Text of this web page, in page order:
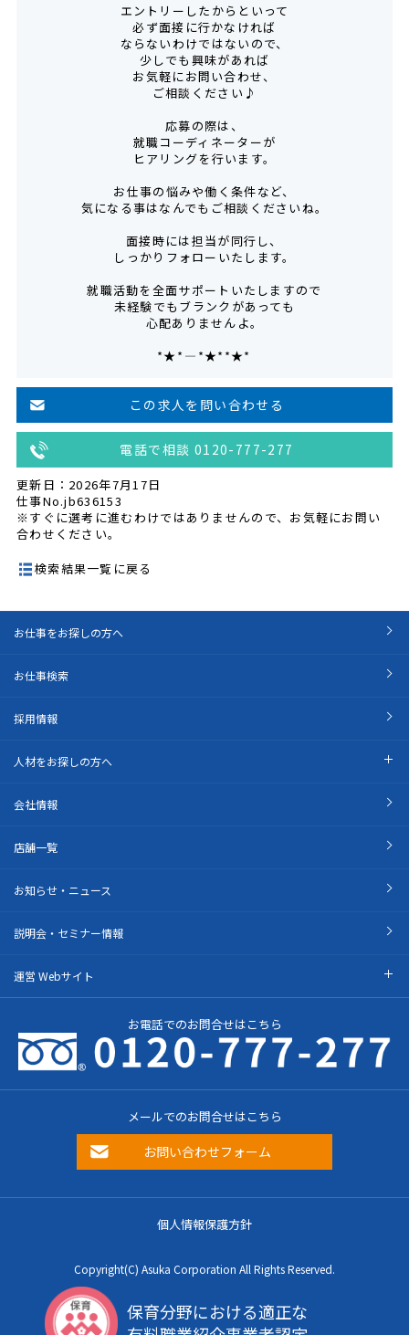
エントリーしたからといって
必ず面接に行かなければ
ならないわけではないので、
少しでも興味があれば
お気軽にお問い合わせ、
ご相談ください♪
応募の際は、
就職コーディネーターが
ヒアリングを行います。
お仕事の悩みや働く条件など、
気になる事はなんでもご相談くださいね。
面接時には担当が同行し、
しっかりフォローいたします。
就職活動を全面サポートいたしますので
未経験でもブランクがあっても
心配ありませんよ。
*★*――――*★**★*―――
この求人を問い合わせる
電話で相談 0120-777-277
更新日：2026年7月17日
仕事No.jb636153
※すぐに選考に進むわけではありませんので、お気軽にお問い
合わせください。
検索結果一覧に戻る
お仕事をお探しの方へ
お仕事検索
採用情報
人材をお探しの方へ
会社情報
店舗一覧
お知らせ・ニュース
説明会・セミナー情報
運営 Webサイト
お電話でのお問合せはこちら
メールでのお問合せはこちら
お問い合わせフォーム
個人情報保護方針
Copyright(C) Asuka Corporation All Rights Reserved.
保育分野における適正な